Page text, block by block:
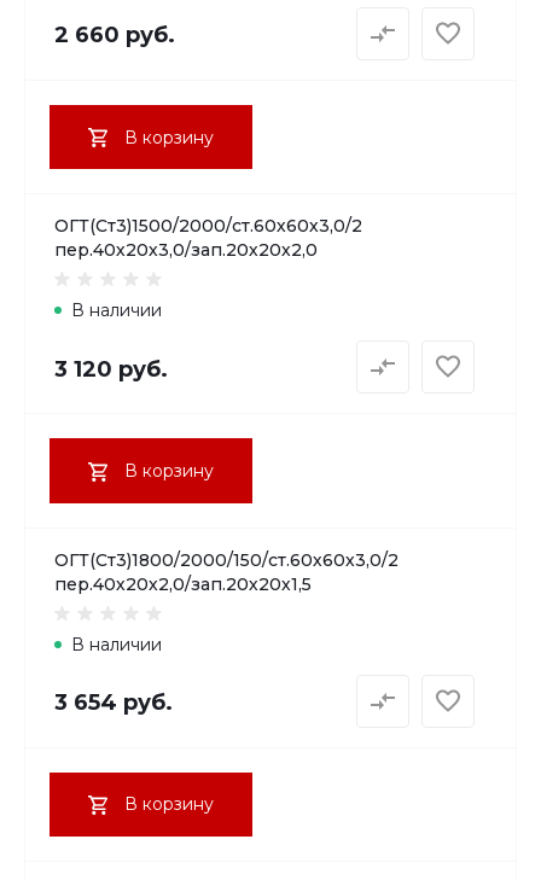
2 660 руб.
В корзину
ОГТ(Ст3)1500/2000/ст.60х60х3,0/2
пер.40х20х3,0/зап.20х20х2,0
В наличии
3 120 руб.
В корзину
ОГТ(Ст3)1800/2000/150/ст.60х60х3,0/2
пер.40х20х2,0/зап.20х20х1,5
В наличии
3 654 руб.
В корзину